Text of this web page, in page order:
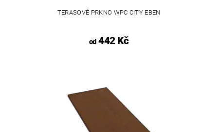
TERASOVÉ PRKNO WPC CITY EBEN
od442 Kč